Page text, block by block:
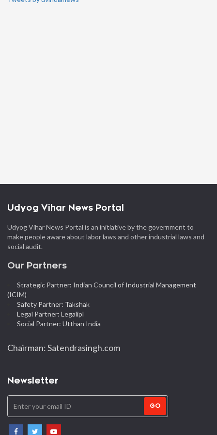
Udyog Vihar News Portal
Udyog Vihar News Portal is an initiative by the government to
make people aware about labor laws and other industrial laws and
social audit.
Our Partners
Strategic Partner: Indian Council of Industrial Management
(ICIM)
Safety Partner: Takshak
Legal Partner: Legalipl
Social Partner: Utthan India
Chairman: Satendrasingh.com
Newsletter
GO